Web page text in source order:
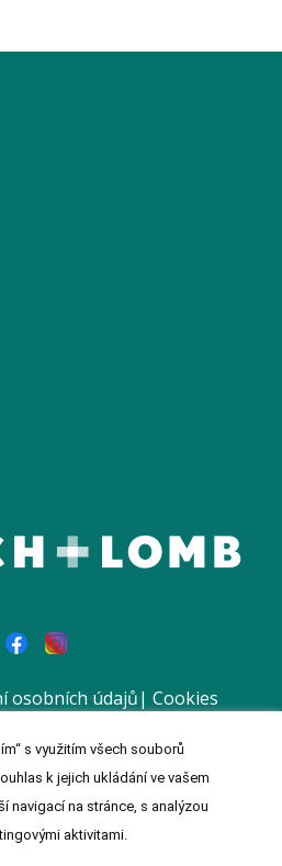
osobních údajů| Cookies
a spravuje Meditorial
| ISSN 1803-
s využitím všech souborů
k jejich ukládání ve vašem
navigací na stránce, s analýzou
aktivitami.